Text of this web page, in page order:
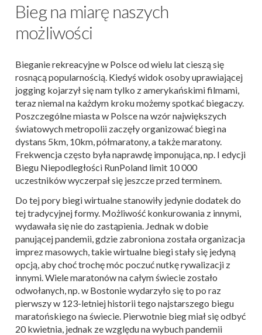
Bieg na miarę naszych
możliwości
Bieganie rekreacyjne w Polsce od wielu lat cieszą się
rosnącą popularnością. Kiedyś widok osoby uprawiającej
jogging kojarzył się nam tylko z amerykańskimi filmami,
teraz niemal na każdym kroku możemy spotkać biegaczy.
Poszczególne miasta w Polsce na wzór największych
światowych metropolii zaczęły organizować biegi na
dystans 5km, 10km, półmaratony, a także maratony.
Frekwencja często była naprawdę imponująca, np. I edycji
Biegu Niepodległości RunPoland limit 10 000
uczestników wyczerpał się jeszcze przed terminem.
Do tej pory biegi wirtualne stanowiły jedynie dodatek do
tej tradycyjnej formy. Możliwość konkurowania z innymi,
wydawała się nie do zastąpienia. Jednak w dobie
panującej pandemii, gdzie zabroniona została organizacja
imprez masowych, takie wirtualne biegi stały się jedyną
opcją, aby choć trochę móc poczuć nutkę rywalizacji z
innymi. Wiele maratonów na całym świecie zostało
odwołanych, np. w Bostonie wydarzyło się to po raz
pierwszy w 123-letniej historii tego najstarszego biegu
maratońskiego na świecie. Pierwotnie bieg miał się odbyć
20 kwietnia, jednak ze względu na wybuch pandemii